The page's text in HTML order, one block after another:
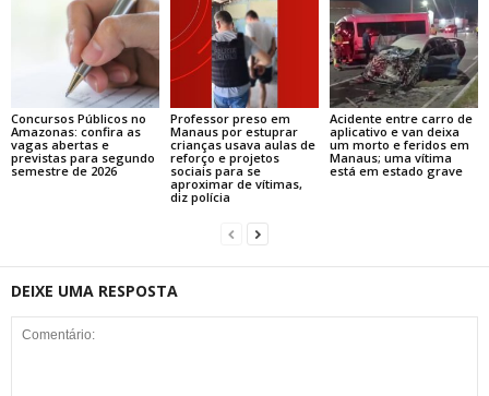
Concursos Públicos no
Amazonas: confira as
vagas abertas e
previstas para segundo
semestre de 2026
Professor preso em
Manaus por estuprar
crianças usava aulas de
reforço e projetos
sociais para se
aproximar de vítimas,
diz polícia
Acidente entre carro de
aplicativo e van deixa
um morto e feridos em
Manaus; uma vítima
está em estado grave
DEIXE UMA RESPOSTA